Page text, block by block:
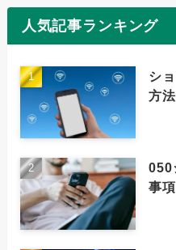
人気記事ランキング
シ
方
050
事